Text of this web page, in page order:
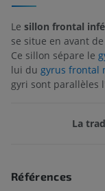
Le sillon frontal
se situe en avant
Ce sillon sépare le
lui du gyrus frontal
gyri sont parallèles
La
Références